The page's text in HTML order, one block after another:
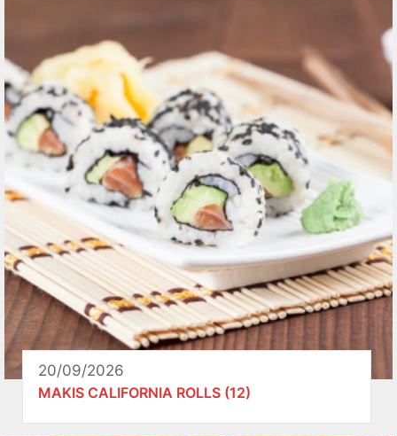
20/09/2026
MAKIS CALIFORNIA ROLLS (12)